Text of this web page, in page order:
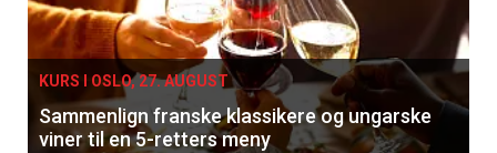
KURS I OSLO, 27. AUGUST
Sammenlign franske klassikere og ungarske
viner til en 5-retters meny